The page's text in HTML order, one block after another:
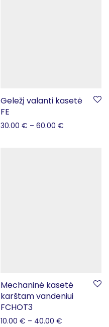
Geležį valanti kasetė
FE
30.00 € – 60.00 €
Mechaninė kasetė
karštam vandeniui
FCHOT3
10.00 € – 40.00 €